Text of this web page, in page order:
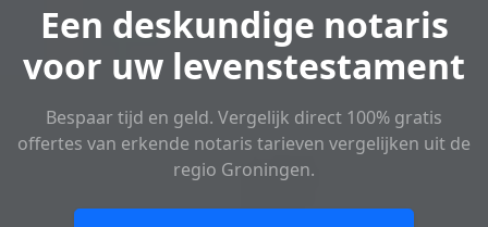
Een deskundige notaris
voor uw levenstestament
Bespaar tijd en geld. Vergelijk direct 100% gratis
offertes van erkende notaris tarieven vergelijken uit de
regio Groningen.